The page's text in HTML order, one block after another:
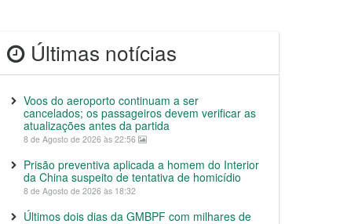
Últimas notícias
Voos do aeroporto continuam a ser
cancelados; os passageiros devem verificar as
atualizações antes da partida
8 de Agosto de 2026 às 22:56
Prisão preventiva aplicada a homem do Interior
da China suspeito de tentativa de homicídio
8 de Agosto de 2026 às 18:32
Últimos dois dias da GMBPF com milhares de